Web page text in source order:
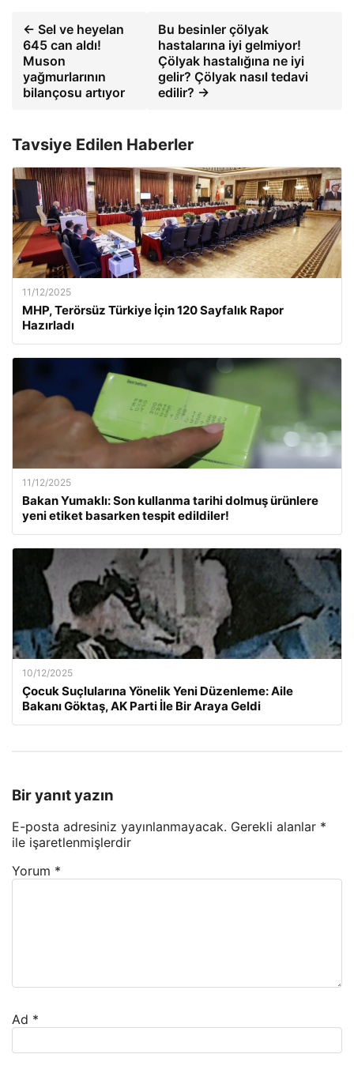
← Sel ve heyelan
645 can aldı!
Muson
yağmurlarının
bilançosu artıyor
Bu besinler çölyak
hastalarına iyi gelmiyor!
Çölyak hastalığına ne iyi
gelir? Çölyak nasıl tedavi
edilir? →
Tavsiye Edilen Haberler
11/12/2025
MHP, Terörsüz Türkiye İçin 120 Sayfalık Rapor
Hazırladı
11/12/2025
Bakan Yumaklı: Son kullanma tarihi dolmuş ürünlere
yeni etiket basarken tespit edildiler!
10/12/2025
Çocuk Suçlularına Yönelik Yeni Düzenleme: Aile
Bakanı Göktaş, AK Parti İle Bir Araya Geldi
Bir yanıt yazın
E-posta adresiniz yayınlanmayacak. Gerekli alanlar *
ile işaretlenmişlerdir
Yorum *
Ad *